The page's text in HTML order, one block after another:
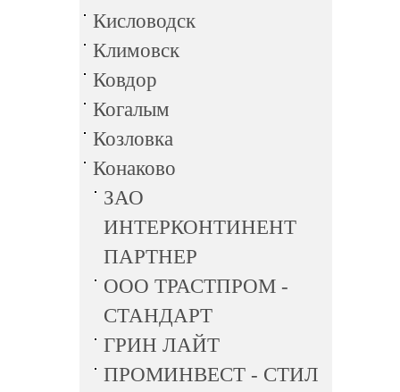
Кисловодск
Климовск
Ковдор
Когалым
Козловка
Конаково
ЗАО
ИНТЕРКОНТИНЕНТ
ПАРТНЕР
ООО ТРАСТПРОМ -
СТАНДАРТ
ГРИН ЛАЙТ
ПРОМИНВЕСТ - СТИЛ